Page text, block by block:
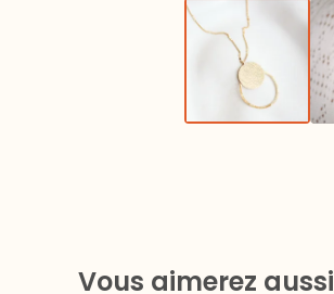
Vous aimerez aussi